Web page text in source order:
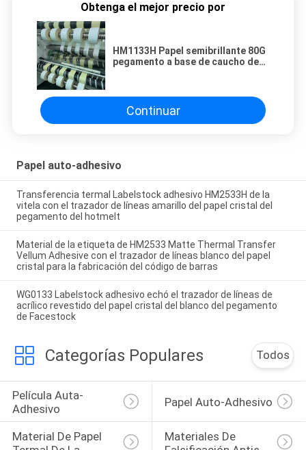
Obtenga el mejor precio por
HM1133H Papel semibrillante 80G
pegamento a base de caucho de
vidrio
Continuar
Papel auto-adhesivo
Transferencia termal Labelstock adhesivo HM2533H de la
vitela con el trazador de líneas amarillo del papel cristal del
pegamento del hotmelt
Material de la etiqueta de HM2533 Matte Thermal Transfer
Vellum Adhesive con el trazador de líneas blanco del papel
cristal para la fabricación del código de barras
WG0133 Labelstock adhesivo echó el trazador de líneas de
acrílico revestido del papel cristal del blanco del pegamento
de Facestock
Categorías Populares Todos
Película Auta-
Adhesivo
Papel Auto-Adhesivo
Material De Papel
Materiales De